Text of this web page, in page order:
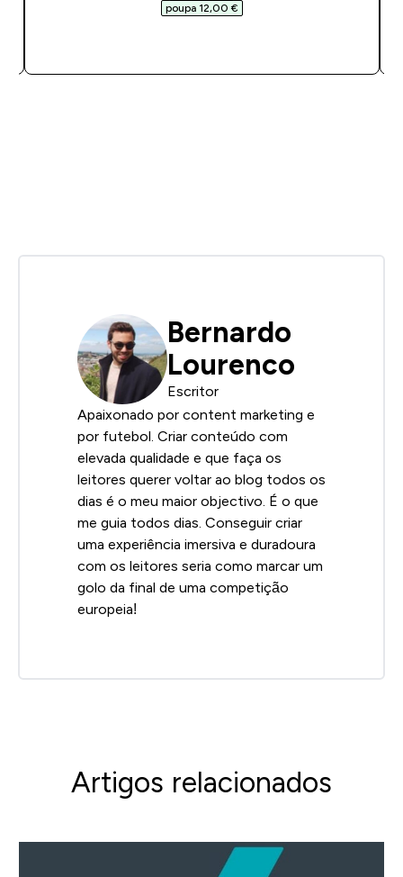
poupa 12,00 €‎
Bernardo
Lourenco
Escritor
Apaixonado por content marketing e
por futebol. Criar conteúdo com
elevada qualidade e que faça os
leitores querer voltar ao blog todos os
dias é o meu maior objectivo. É o que
me guia todos dias. Conseguir criar
uma experiência imersiva e duradoura
com os leitores seria como marcar um
golo da final de uma competição
europeia!
Artigos relacionados